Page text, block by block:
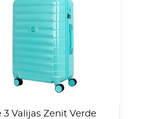
3 Valijas Zenit Verde